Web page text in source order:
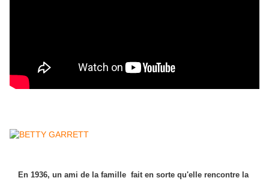
En 1936, un ami de la famille fait en sorte qu'elle rencontre la